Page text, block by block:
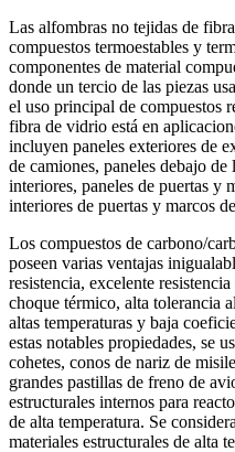
Las alfombras no tejidas de
compuestos termoestables y
componentes de material
donde un tercio de las piezas
el uso principal de compuestos
fibra de vidrio está en
incluyen paneles exteriores de
de camiones, paneles debajo
interiores, paneles de puertas y
interiores de puertas y marcos
Los compuestos de carbono/
poseen varias ventajas
resistencia, excelente
choque térmico, alta tolerancia
altas temperaturas y baja
estas notables propiedades, se
cohetes, conos de nariz de
grandes pastillas de freno de
estructurales internos para
de alta temperatura. Se
materiales estructurales de alta